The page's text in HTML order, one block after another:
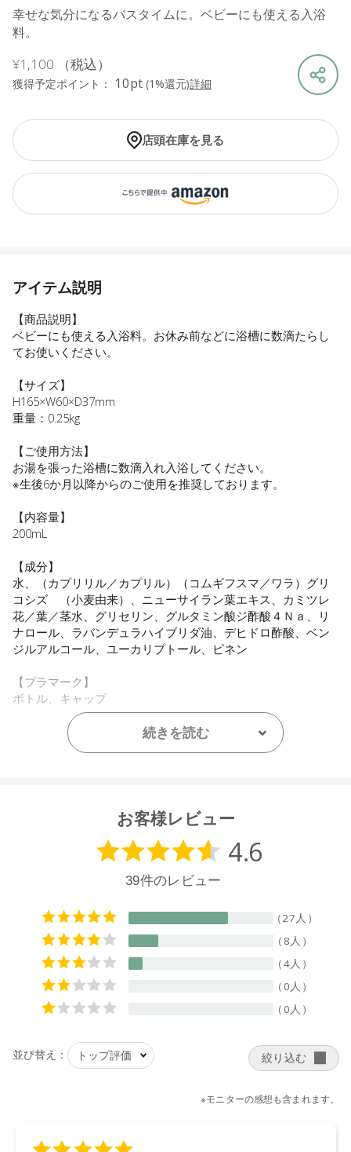
幸せな気分になるバスタイムに。ベビーにも使える入浴
料。
¥1,100 （税込）
獲得予定ポイント： 10pt (1%還元)詳細
店頭在庫を見る
アイテム説明
【商品説明】
ベビーにも使える入浴料。お休み前などに浴槽に数滴たらし
てお使いください。
【サイズ】
H165×W60×D37mm
重量：0.25kg
【ご使用方法】
お湯を張った浴槽に数滴入れ入浴してください。
※生後6か月以降からのご使用を推奨しております。
【内容量】
200mL
【成分】
水、（カプリリル／カプリル）（コムギフスマ／ワラ）グリ
コシズ （小麦由来）、ニューサイラン葉エキス、カミツレ
花／葉／茎水、グリセリン、グルタミン酸ジ酢酸４Ｎａ、リ
ナロール、ラバンデュラハイブリダ油、デヒドロ酢酸、ベン
ジルアルコール、ユーカリプトール、ピネン
【プラマーク】
ボトル、キャップ
【原産国】
ニュージーランド
※通常はご注文より１～３営業日での発送となります。
商品によっては、お届けまで１～２週間かかる場合がござい
ますので予めご了承ください。
●パッケージはリニューアル等の理由により、写真と異なる場
合がございます。
●パッケージのリニューアル等の理由により、成分・処方が記
載と異なる場合がございます。
●予告なくパッケージ仕様が変更になる場合がございます。
続きを読む
お客様レビュー